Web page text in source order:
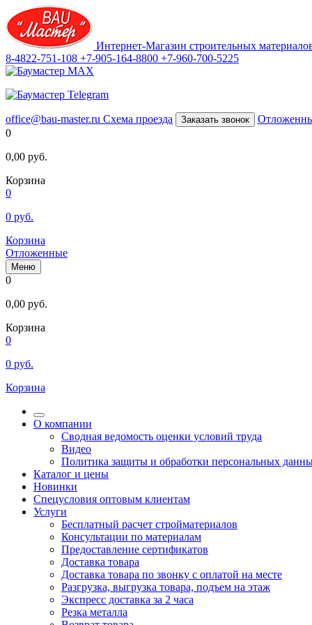
Интернет-Магазин строительных
8-4822-751-108 +7-905-164-8800 +7-960-700-5225
office@bau-master.ru Схема проезда Заказать звонок
0
0,00 руб.
Корзина
0
0 руб.
Корзина
Отложенные
Меню
0
0,00 руб.
Корзина
0
0 руб.
Корзина
О компании
Сводная ведомость оценки условий труда
Видео
Политика защиты и обработки персональных
Каталог и цены
Новинки
Спецусловия оптовым клиентам
Услуги
Бесплатный расчет стройматериалов
Консультации по материалам
Предоставление сертификатов
Доставка товара
Доставка товара по звонку с оплатой на месте
Разгрузка, выгрузка товара, подъем на этаж
Экспресс доставка за 2 часа
Резка металла